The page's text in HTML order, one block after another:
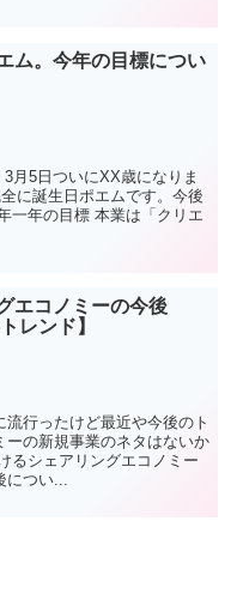
ム。今年の目標につい
月5日ついにXX歳になりま
に誕生日ポエムです。今後
一年の目標 本業は「クリエ
エコノミーの今後
レンド】
流行ったけど最近や今後のト
ーの新規事業のネタはないか
るシェアリングエコノミー
つい...